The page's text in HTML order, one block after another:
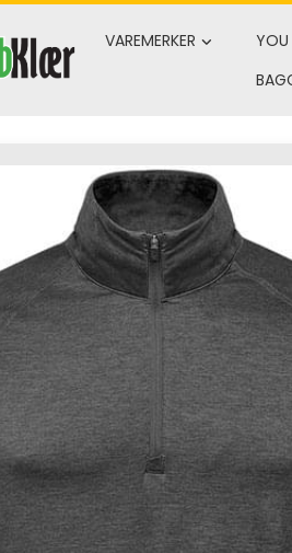
VAREMERKER